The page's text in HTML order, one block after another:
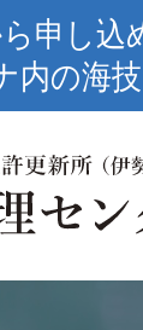
申し
内の海